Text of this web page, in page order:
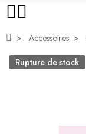
Accessoires
Rupture de stock